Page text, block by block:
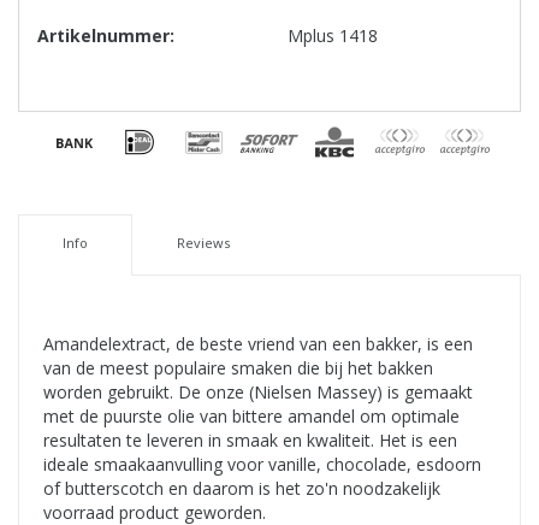
Artikelnummer: Mplus 1418
Info Reviews
Amandelextract, de beste vriend van een bakker, is een
van de meest populaire smaken die bij het bakken
worden gebruikt. De onze (Nielsen Massey) is gemaakt
met de puurste olie van bittere amandel om optimale
resultaten te leveren in smaak en kwaliteit. Het is een
ideale smaakaanvulling voor vanille, chocolade, esdoorn
of butterscotch en daarom is het zo'n noodzakelijk
voorraad product geworden.